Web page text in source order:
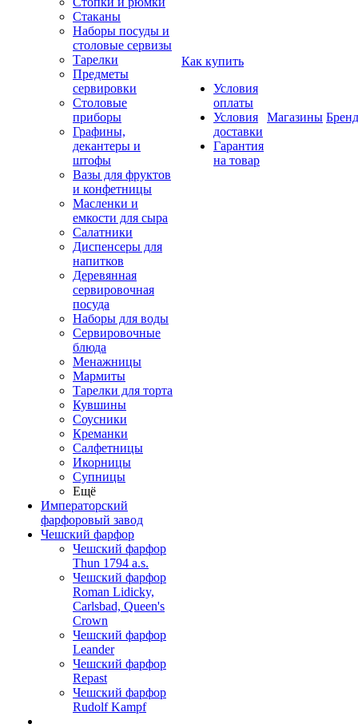
Стаканы
Наборы посуды и
столовые сервизы
Тарелки
Предметы
сервировки
Столовые
приборы
Графины,
декантеры и
штофы
Вазы для фруктов
и конфетницы
Масленки и
емкости для сыра
Салатники
Диспенсеры для
напитков
Деревянная
сервировочная
посуда
Наборы для воды
Сервировочные
блюда
Менажницы
Мармиты
Тарелки для торта
Кувшины
Соусники
Креманки
Салфетницы
Икорницы
Супницы
Ещё
Императорский
фарфоровый завод
Чешский фарфор
Чешский фарфор
Thun 1794 a.s.
Чешский фарфор
Roman Lidicky,
Carlsbad, Queen's
Crown
Чешский фарфор
Leander
Чешский фарфор
Repast
Чешский фарфор
Rudolf Kampf
Как купить
Условия
оплаты
Условия
доставки
Гарантия
на товар
Магазины